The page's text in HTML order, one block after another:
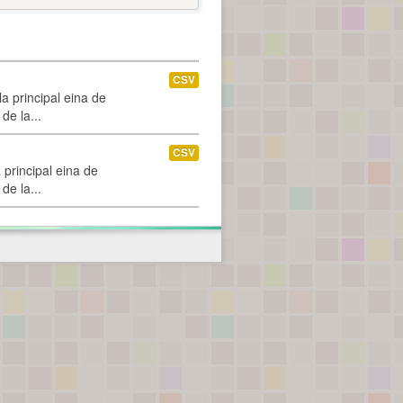
principal eina de
la...
CSV
eina de
la...
CSV